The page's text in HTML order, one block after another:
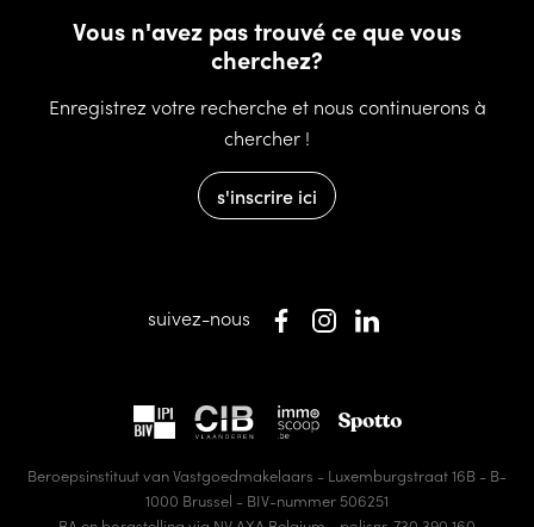
Vous n'avez pas trouvé ce que vous
cherchez?
Enregistrez votre recherche et nous continuerons à
chercher !
s'inscrire ici
Beroepsinstituut van Vastgoedmakelaars - Luxemburgstraat 16B - B-
1000 Brussel - BIV-nummer 506251
suivez-nous